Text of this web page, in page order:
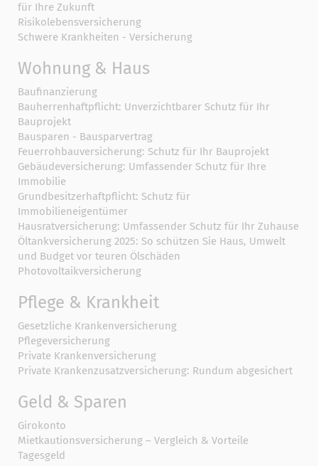
für Ihre Zukunft
Risikolebensversicherung
Schwere Krankheiten - Versicherung
Wohnung & Haus
Baufinanzierung
Bauherrenhaftpflicht: Unverzichtbarer Schutz für Ihr
Bauprojekt
Bausparen - Bausparvertrag
Feuerrohbauversicherung: Schutz für Ihr Bauprojekt
Gebäudeversicherung: Umfassender Schutz für Ihre
Immobilie
Grundbesitzerhaftpflicht: Schutz für
Immobilieneigentümer
Hausratversicherung: Umfassender Schutz für Ihr Zuhause
Öltankversicherung 2025: So schützen Sie Haus, Umwelt
und Budget vor teuren Ölschäden
Photovoltaikversicherung
Pflege & Krankheit
Gesetzliche Krankenversicherung
Pflegeversicherung
Private Krankenversicherung
Private Krankenzusatzversicherung: Rundum abgesichert
Geld & Sparen
Girokonto
Mietkautionsversicherung – Vergleich & Vorteile
Tagesgeld